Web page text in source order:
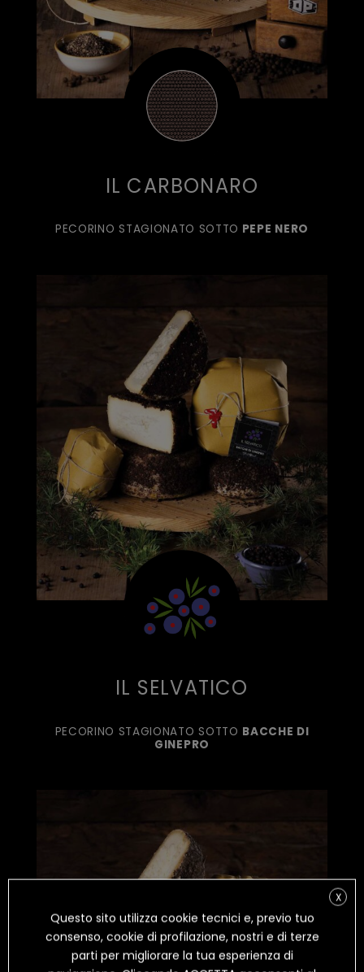
IL CARBONARO
PECORINO STAGIONATO SOTTO PEPE NERO
IL SELVATICO
PECORINO STAGIONATO SOTTO BACCHE DI
GINEPRO
X
Questo sito utilizza cookie tecnici e, previo tuo
consenso, cookie di profilazione, nostri e di terze
parti per migliorare la tua esperienza di